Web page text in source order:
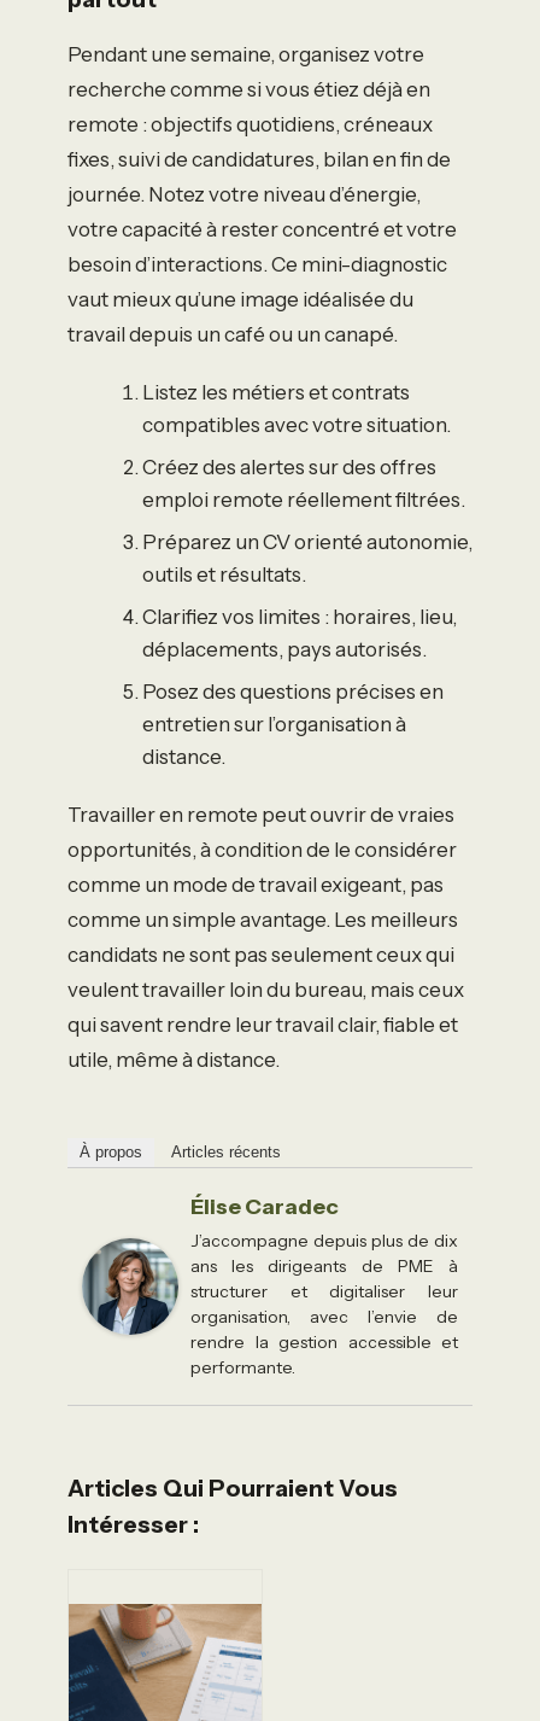
Pendant une semaine, organisez votre
recherche comme si vous étiez déjà en
remote : objectifs quotidiens, créneaux
fixes, suivi de candidatures, bilan en fin de
journée. Notez votre niveau d’énergie,
votre capacité à rester concentré et votre
besoin d’interactions. Ce mini-diagnostic
vaut mieux qu’une image idéalisée du
travail depuis un café ou un canapé.
Listez les métiers et contrats
compatibles avec votre situation.
Créez des alertes sur des offres
emploi remote réellement filtrées.
Préparez un CV orienté autonomie,
outils et résultats.
Clarifiez vos limites : horaires, lieu,
déplacements, pays autorisés.
Posez des questions précises en
entretien sur l’organisation à
distance.
Travailler en remote peut ouvrir de vraies
opportunités, à condition de le considérer
comme un mode de travail exigeant, pas
comme un simple avantage. Les meilleurs
candidats ne sont pas seulement ceux qui
veulent travailler loin du bureau, mais ceux
qui savent rendre leur travail clair, fiable et
utile, même à distance.
À propos Articles récents
Élise Caradec
J’accompagne depuis plus de dix
ans les dirigeants de PME à
structurer et digitaliser leur
organisation, avec l’envie de
rendre la gestion accessible et
performante.
Articles Qui Pourraient Vous
Intéresser :